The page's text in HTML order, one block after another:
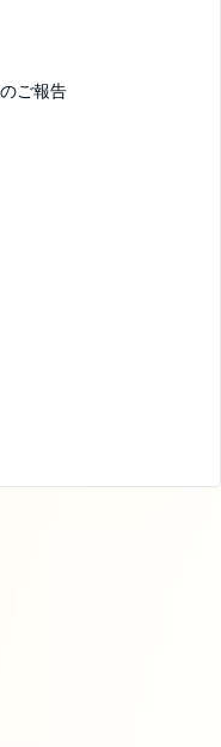
ご報告